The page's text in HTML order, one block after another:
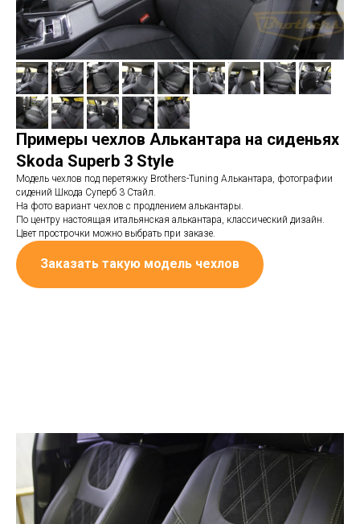
Примеры чехлов Алькантара на сиденьях
Skoda Superb 3 Style
Модель чехлов под перетяжку Brothers-Tuning Алькантара, фотографии
сидений Шкода Суперб 3 Стайл.
На фото вариант чехлов с продлением алькантары.
По центру настоящая итальянская алькантара, классический дизайн.
Цвет прострочки можно выбрать при заказе.
Заказать такую модель чехлов